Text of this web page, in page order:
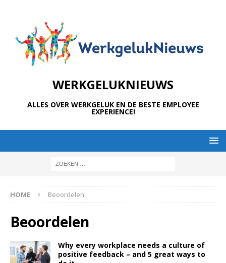
WERKGELUKNIEUWS
ALLES OVER WERKGELUK EN DE BESTE EMPLOYEE
EXPERIENCE!
HOME Beoordelen
Beoordelen
Why every workplace needs a culture of
positive feedback – and 5 great ways to